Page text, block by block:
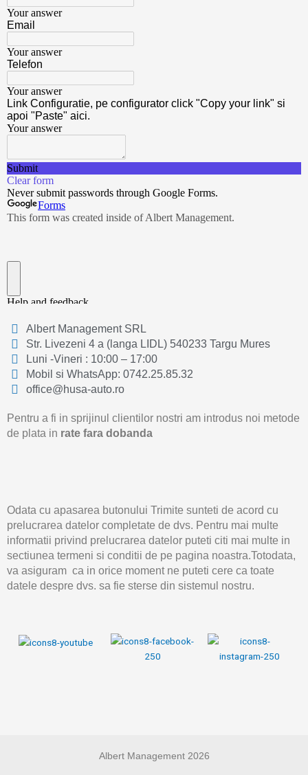
Albert Management SRL
Str. Livezeni 4 a (langa LIDL) 540233 Targu Mures
Luni -Vineri : 10:00 – 17:00
Mobil si WhatsApp: 0742.25.85.32
office@husa-auto.ro
Pentru a fi in sprijinul clientilor nostri am introdus noi metode
de plata in rate fara dobanda
Odata cu apasarea butonului Trimite sunteti de acord cu
prelucrarea datelor completate de dvs. Pentru mai multe
informatii privind prelucrarea datelor puteti citi mai multe in
sectiunea termeni si conditii de pe pagina noastra.Totodata,
va asiguram ca in orice moment ne puteti cere ca toate
datele despre dvs. sa fie sterse din sistemul nostru.
Albert Management 2026